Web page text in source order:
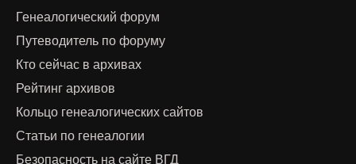
Генеалогический форум
Путеводитель по форуму
Кто сейчас в архивах
Рейтинг архивов
Кольцо генеалогических сайтов
Статьи по генеалогии
Безопасность на сайте ВГД